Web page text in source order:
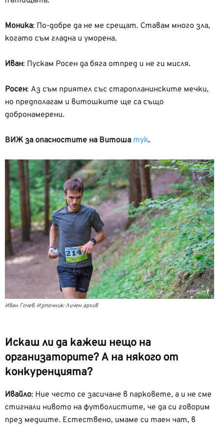
Моника: По-добре да не ме срещат. Ставам много зла,
когато съм гладна и уморена.
Иван: Пускам Росен да бяга отпред и не ги мисля.
Росен: Аз съм приятел със старопланинските мечки,
но предполагам и витошките ще са също
добронамерени.
ВИЖ за опасностите на Витоша тук.
Иван Гочев. Източник: Личен архив
Искаш ли да кажеш нещо на
организаторите? А на някого от
конкуренцията?
Ивайло: Ние често се засичане в парковете, а и не сме
стигнали нивото на футболистите, че да си говорим
през медиите. Естествено, имаме си таен чат, в